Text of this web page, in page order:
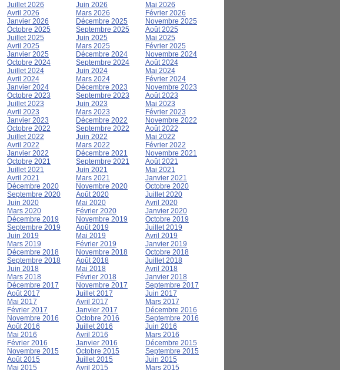
Juillet 2026 Juin 2026
Mai 2026
Avril 2026
Mars 2026
Février 2026
Janvier 2026
Décembre 2025
Novembre 2025
Octobre 2025
Septembre 2025
Août 2025
Juillet 2025
Juin 2025
Mai 2025
Avril 2025
Mars 2025
Février 2025
Janvier 2025
Décembre 2024
Novembre 2024
Octobre 2024
Septembre 2024
Août 2024
Juillet 2024
Juin 2024
Mai 2024
Avril 2024
Mars 2024
Février 2024
Janvier 2024
Décembre 2023
Novembre 2023
Octobre 2023
Septembre 2023
Août 2023
Juillet 2023
Juin 2023
Mai 2023
Avril 2023
Mars 2023
Février 2023
Janvier 2023
Décembre 2022
Novembre 2022
Octobre 2022
Septembre 2022
Août 2022
Juillet 2022
Juin 2022
Mai 2022
Avril 2022
Mars 2022
Février 2022
Janvier 2022
Décembre 2021
Novembre 2021
Octobre 2021
Septembre 2021
Août 2021
Juillet 2021
Juin 2021
Mai 2021
Avril 2021
Mars 2021
Janvier 2021
Décembre 2020
Novembre 2020
Octobre 2020
Septembre 2020
Août 2020
Juillet 2020
Juin 2020
Mai 2020
Avril 2020
Mars 2020
Février 2020
Janvier 2020
Décembre 2019
Novembre 2019
Octobre 2019
Septembre 2019
Août 2019
Juillet 2019
Juin 2019
Mai 2019
Avril 2019
Mars 2019
Février 2019
Janvier 2019
Décembre 2018
Novembre 2018
Octobre 2018
Septembre 2018
Août 2018
Juillet 2018
Juin 2018
Mai 2018
Avril 2018
Mars 2018
Février 2018
Janvier 2018
Décembre 2017
Novembre 2017
Septembre 2017
Août 2017
Juillet 2017
Juin 2017
Mai 2017
Avril 2017
Mars 2017
Février 2017
Janvier 2017
Décembre 2016
Novembre 2016
Octobre 2016
Septembre 2016
Août 2016
Juillet 2016
Juin 2016
Mai 2016
Avril 2016
Mars 2016
Février 2016
Janvier 2016
Décembre 2015
Novembre 2015
Octobre 2015
Septembre 2015
Août 2015
Juillet 2015
Juin 2015
Mai 2015
Avril 2015
Mars 2015